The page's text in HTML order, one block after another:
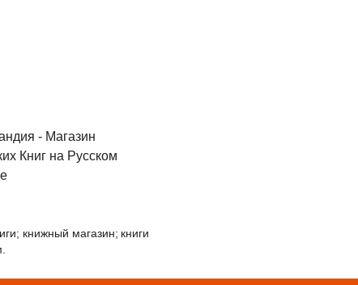
- Магазин
Книг на Русском
книжный магазин; книги